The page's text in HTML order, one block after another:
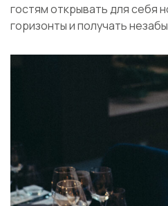
гостям открывать для себя
горизонты и получать